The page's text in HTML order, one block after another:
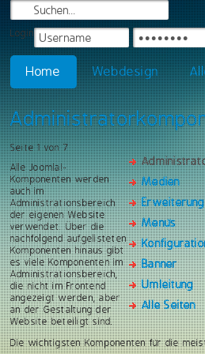
Login
Home Webdesign
Medien
Menüs
Banner
Umleitung
Alle Seiten
Seite 1 von 7
Alle Joomla!-
Komponenten werden
auch im
Administrationsbereich
der eigenen Website
verwendet. Über die
nachfolgend aufgelisteten
Komponenten hinaus gibt
es viele Komponenten im
Administrationsbereich,
die nicht im Frontend
angezeigt werden, aber
an der Gestaltung der
Website beteiligt sind.
Die wichtigsten Komponenten für die